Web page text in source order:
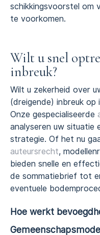
schikkingsvoorstel om
te voorkomen.
Wilt u snel
inbreuk?
Wilt u zekerheid over
(dreigende) inbreuk op
Onze gespecialiseerde
analyseren uw situatie
strategie. Of het nu
auteursrecht,
bieden snelle en
de sommatiebrief tot
eventuele
Hoe werkt